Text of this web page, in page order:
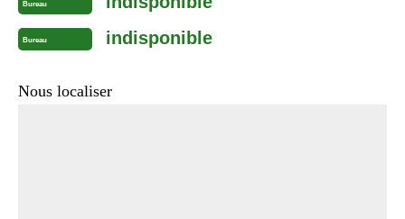
Bureau
Bureau indisponible
Nous localiser